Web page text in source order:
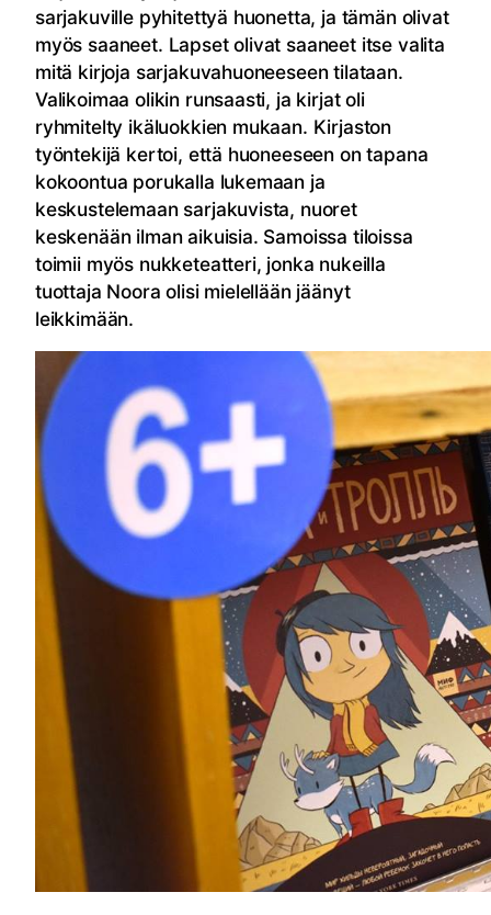
sarjakuville pyhitettyä huonetta, ja tämän olivat
myös saaneet. Lapset olivat saaneet itse valita
mitä kirjoja sarjakuvahuoneeseen tilataan.
Valikoimaa olikin runsaasti, ja kirjat oli
ryhmitelty ikäluokkien mukaan. Kirjaston
työntekijä kertoi, että huoneeseen on tapana
kokoontua porukalla lukemaan ja
keskustelemaan sarjakuvista, nuoret
keskenään ilman aikuisia. Samoissa tiloissa
toimii myös nukketeatteri, jonka nukeilla
tuottaja Noora olisi mielellään jäänyt
leikkimään.